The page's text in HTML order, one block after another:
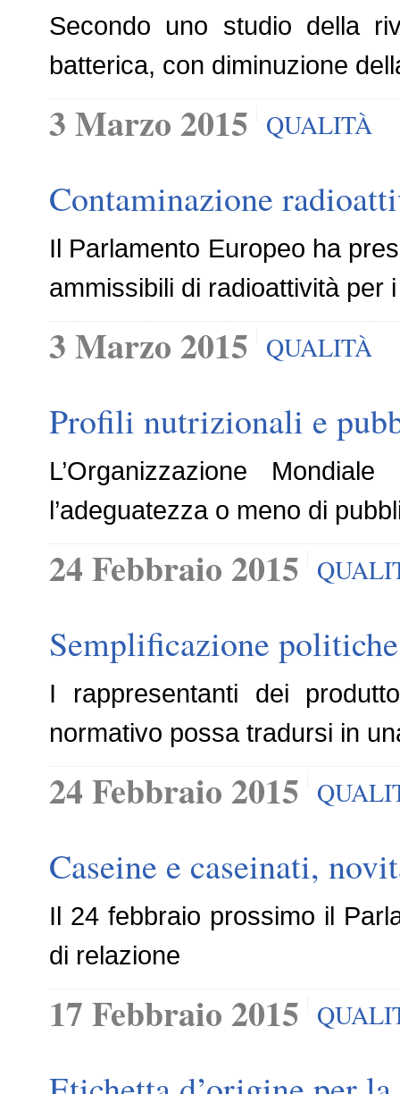
Secondo uno studio della
batterica, con diminuzione
3 Marzo 2015 QUALITÀ
Contaminazione
Il Parlamento Europeo ha
ammissibili di radioattività per
3 Marzo 2015 QUALITÀ
Profili nutrizionali e
L’Organizzazione
l’adeguatezza o meno di
24 Febbraio 2015
Semplificazione
I rappresentanti dei
normativo possa tradursi in
24 Febbraio 2015
Caseine e caseinati,
Il 24 febbraio prossimo il
di relazione
17 Febbraio 2015